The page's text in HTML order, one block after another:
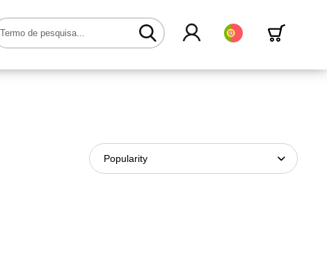
Português